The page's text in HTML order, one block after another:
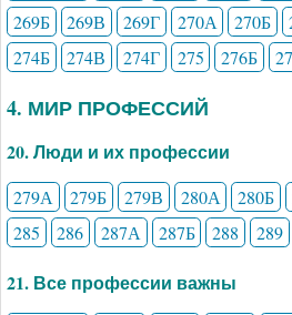
269Б
269В 269Г 270А 270Б
274Б
274В 274Г 275 276Б
4. МИР ПРОФЕССИЙ
20. Люди и их профессии
279А 279Б 279В 280А 280Б
285
286 287А 287Б 288 289
21. Все профессии важны